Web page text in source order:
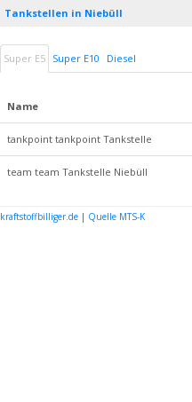
Tankstellen in Niebüll
Super E5 Super E10 Diesel
Name
tankpoint tankpoint Tankstelle
team team Tankstelle Niebüll
kraftstoffbilliger.de | Quelle MTS-K